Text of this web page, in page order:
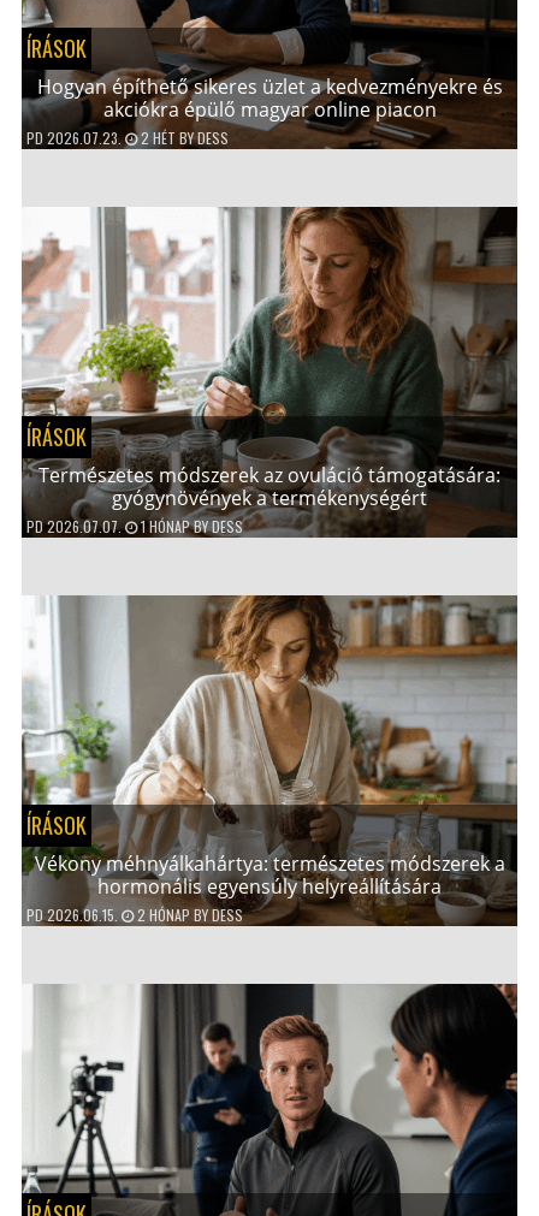
ÍRÁSOK
Hogyan építhető sikeres üzlet a kedvezményekre és
akciókra épülő magyar online piacon
PD 2026.07.23. 2 HÉT BYDESS
ÍRÁSOK
Természetes módszerek az ovuláció támogatására:
gyógynövények a termékenységért
PD2026.07.07. 1 HÓNAPBYDESS
ÍRÁSOK
Vékony méhnyálkahártya: természetes módszerek a
hormonális egyensúly helyreállítására
PD 2026.06.15. 2 HÓNAP BYDESS